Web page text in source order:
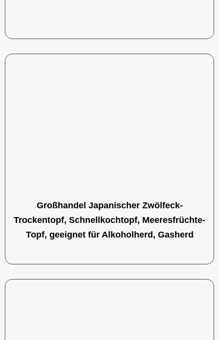
Großhandel Japanischer Zwölfeck-
Trockentopf, Schnellkochtopf, Meeresfrüchte-
Topf, geeignet für Alkoholherd, Gasherd